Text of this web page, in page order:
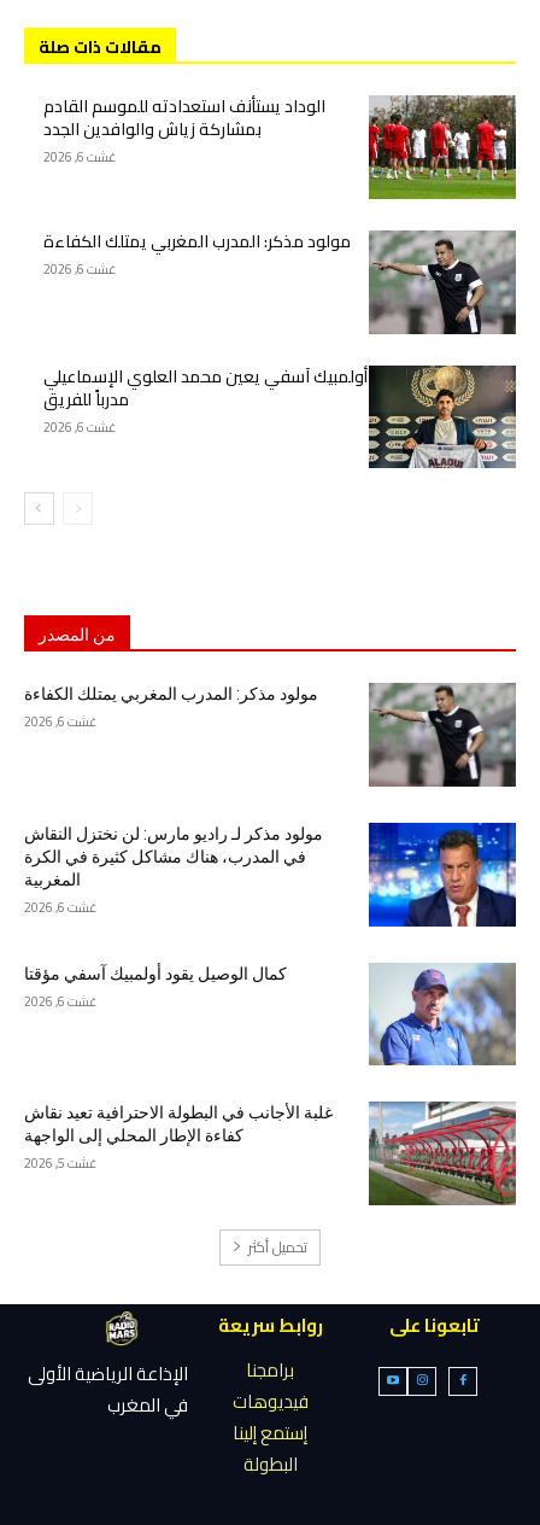
مقالات ذات صلة
الوداد يستأنف استعدادته للموسم القادم
بمشاركة زياش والوافدين الجدد
غشت 6, 2026
مولود مذكر: المدرب المغربي يمتلك الكفاءة
غشت 6, 2026
أولمبيك آسفي يعين محمد العلوي الإسماعيلي
مدرباً للفريق
غشت 6, 2026
من المصدر
مولود مذكر: المدرب المغربي يمتلك الكفاءة
غشت 6, 2026
مولود مذكر لـ راديو مارس: لن نختزل النقاش
في المدرب، هناك مشاكل كثيرة في الكرة
المغربية
غشت 6, 2026
كمال الوصيل يقود أولمبيك آسفي مؤقتا
غشت 6, 2026
غلبة الأجانب في البطولة الاحترافية تعيد نقاش
كفاءة الإطار المحلي إلى الواجهة
غشت 5, 2026
تحميل أكثر
تابعونا على
روابط سريعة
برامجنا
فيديوهات
إستمع إلينا
البطولة
الإذاعة الرياضية الأولى
في المغرب